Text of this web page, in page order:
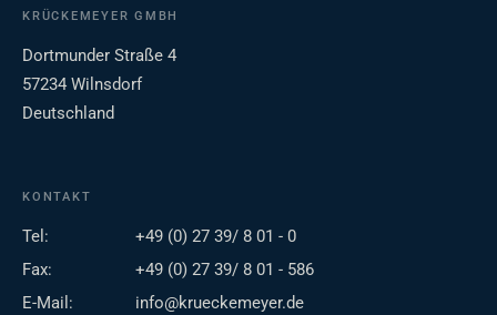
KRÜCKEMEYER GMBH
Dortmunder Straße 4
57234 Wilnsdorf
Deutschland
KONTAKT
Tel:
+49 (0) 27 39/ 8 01 - 0
Fax:
+49 (0) 27 39/ 8 01 - 586
E-Mail:
info@krueckemeyer.de